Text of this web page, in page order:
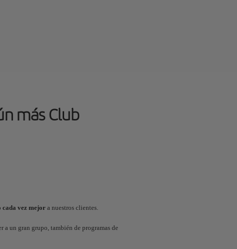
más Club
cada vez mejora nuestros clientes.
a un gran grupo, también de programas de